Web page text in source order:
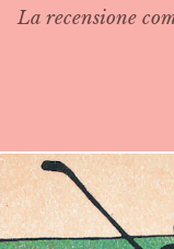
La recensione